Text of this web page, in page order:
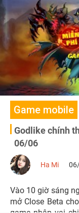
Game mobile
Godlike chính
06/06
Ha Mi
Vào 10 giờ sáng
mở Close Beta